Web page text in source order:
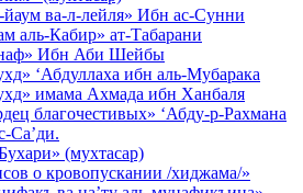
йаум ва-л-лейля» Ибн ас-Сунни
аль-Кабир» ат-Табарани
Ибн Аби Шейбы
‘Абдуллаха ибн аль-Мубарака
имама Ахмада ибн Ханбаля
благочестивых» ‘Абду-р-Рахмана
Са’ди.
(мухтасар)
о кровопускании /хиджама/»